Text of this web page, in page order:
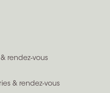
rendez-vous
& rendez-vous